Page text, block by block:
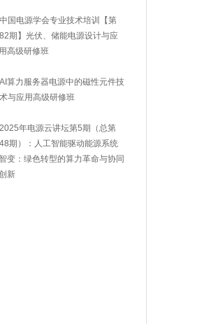
中国电源学会专业技术培训【第
82期】光伏、储能电源设计与应
用高级研修班
AI算力服务器电源中的磁性元件技
术与应用高级研修班
2025年电源云讲坛第5期（总第
48期）：人工智能驱动能源系统
变：绿色转型的算力革命与协同
新